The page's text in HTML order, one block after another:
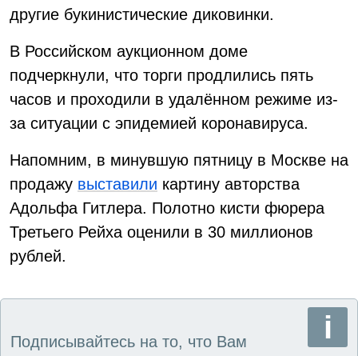
другие букинистические диковинки.
В Российском аукционном доме
подчеркнули, что торги продлились пять
часов и проходили в удалённом режиме из-
за ситуации с эпидемией коронавируса.
Напомним, в минувшую пятницу в Москве на
продажу выставили картину авторства
Адольфа Гитлера. Полотно кисти фюрера
Третьего Рейха оценили в 30 миллионов
рублей.
Подписывайтесь на то, что Вам